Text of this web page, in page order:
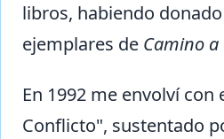
libros, habiendo
ejemplares de Camino a
En 1992 me envolví con
Conflicto", sustentado